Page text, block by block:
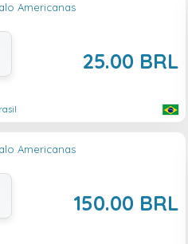
Americanas
25.00 BRL
Americanas
150.00 BRL